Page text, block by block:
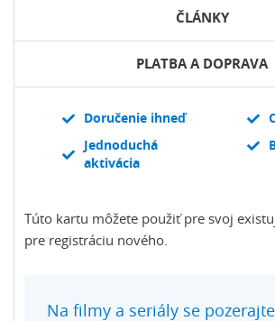
ČLÁNKY
PLATBA A DOPRAVA
Doručenie ihneď
Jednoduchá
aktivácia
Túto kartu môžete použiť pre svoj
pre registráciu nového.
Na filmy a seriály se